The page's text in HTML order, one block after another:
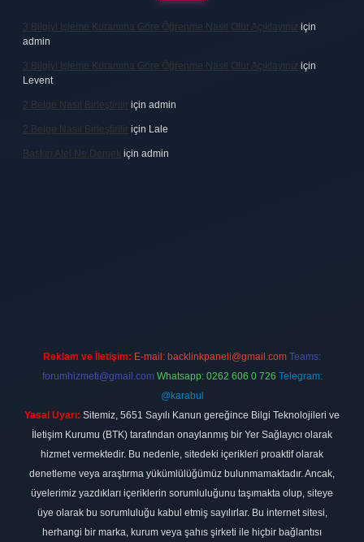
3 Bilgiyi Işleme Kuramına Göre Öğrenme Nasıl Olur Açıklayınız için
admin
3 Bilgiyi Işleme Kuramına Göre Öğrenme Nasıl Olur Açıklayınız için
Levent
2 Belge Nasıl Birleştirilir için admin
2 Belge Nasıl Birleştirilir için Lale
Baskın Alel Ne Demek için admin
Reklam ve İletişim: E-mail: backlinkpaneli@gmail.com Teams:
forumhizmeti@gmail.com Whatsapp: 0262 606 0 726 Telegram:
@karabul
Yasal Uyarı: Sitemiz, 5651 Sayılı Kanun gereğince Bilgi Teknolojileri ve
İletişim Kurumu (BTK) tarafından onaylanmış bir Yer Sağlayıcı olarak
hizmet vermektedir. Bu nedenle, sitedeki içerikleri proaktif olarak
denetleme veya araştırma yükümlülüğümüz bulunmamaktadır. Ancak,
üyelerimiz yazdıkları içeriklerin sorumluluğunu taşımakta olup, siteye
üye olarak bu sorumluluğu kabul etmiş sayılırlar. Bu internet sitesi,
herhangi bir marka, kurum veya şahıs şirketi ile hiçbir bağlantısı